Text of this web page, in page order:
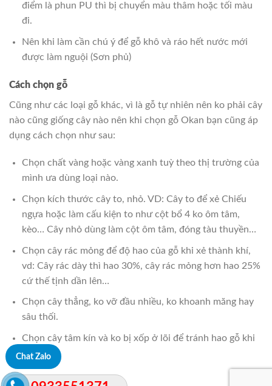
điểm là phun PU thì bị chuyển màu thâm hoặc tối màu
đi.
Nên khi làm cần chú ý để gỗ khô và ráo hết nước mới
được làm nguội (Sơn phủ)
Cách chọn gỗ
Cũng như các loại gỗ khác, vì là gỗ tự nhiên nên ko phải cây
nào cũng giống cây nào nên khi chọn gỗ Okan bạn cũng áp
dụng cách chọn như sau:
Chọn chất vàng hoặc vàng xanh tuỳ theo thị trường của
mình ưa dùng loại nào.
Chọn kích thước cây to, nhỏ. VD: Cây to để xẻ Chiếu
ngựa hoặc làm cấu kiện to như cột bổ 4 ko ôm tâm,
kèo… Cây nhỏ dùng làm cột ôm tâm, đóng tàu thuyền…
Chọn cây rác mỏng để độ hao của gỗ khi xẻ thành khí,
vd: Cây rác dày thì hao 30%, cây rác mỏng hơn hao 25%
cứ thế tịnh dần lên…
Chọn cây thẳng, ko vỡ đầu nhiều, ko khoanh măng hay
sâu thối.
Chọn cây tâm kín và ko bị xốp ở lõi để tránh hao gỗ khi
xẻ.
Chat Zalo